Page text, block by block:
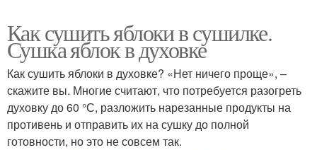
Как сушить яблоки в сушилке.
Сушка яблок в духовке
Как сушить яблоки в духовке? «Нет ничего проще», –
скажите вы. Многие считают, что потребуется разогреть
духовку до 60 °С, разложить нарезанные продукты на
противень и отправить их на сушку до полной
готовности, но это не совсем так.